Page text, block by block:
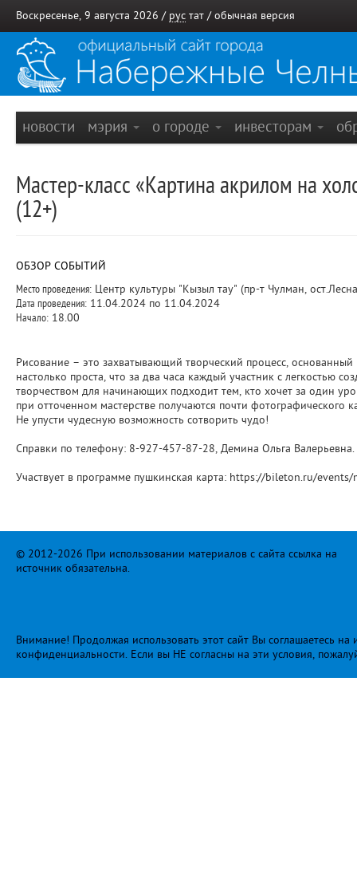
Воскресенье, 9 августа 2026 / рус тат / обычная версия
новости мэрия о городе инвесторам
Мастер-класс «Картина акрилом на
(12+)
ОБЗОР СОБЫТИЙ
Место проведения: Центр культуры "Кызыл тау" (пр-т Чулман,
Дата проведения: 11.04.2024 по 11.04.2024
Начало: 18.00
Рисование – это захватывающий творческий процесс,
настолько проста, что за два часа каждый участник с легкостью
творчеством для начинающих подходит тем, кто хочет за один
при отточенном мастерстве получаются почти фотографического
Не упусти чудесную возможность сотворить чудо!
Справки по телефону: 8-927-457-87-28, Демина Ольга Валерьевна.
Участвует в программе пушкинская карта: https://bileton.ru/
© 2012-2026 При использовании материалов с сайта ссылка на
источник обязательна.
Внимание! Продолжая использовать этот сайт Вы соглашаетесь
конфиденциальности. Если вы НЕ согласны на эти условия,